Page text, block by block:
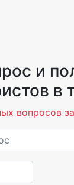
и
в
вопросов